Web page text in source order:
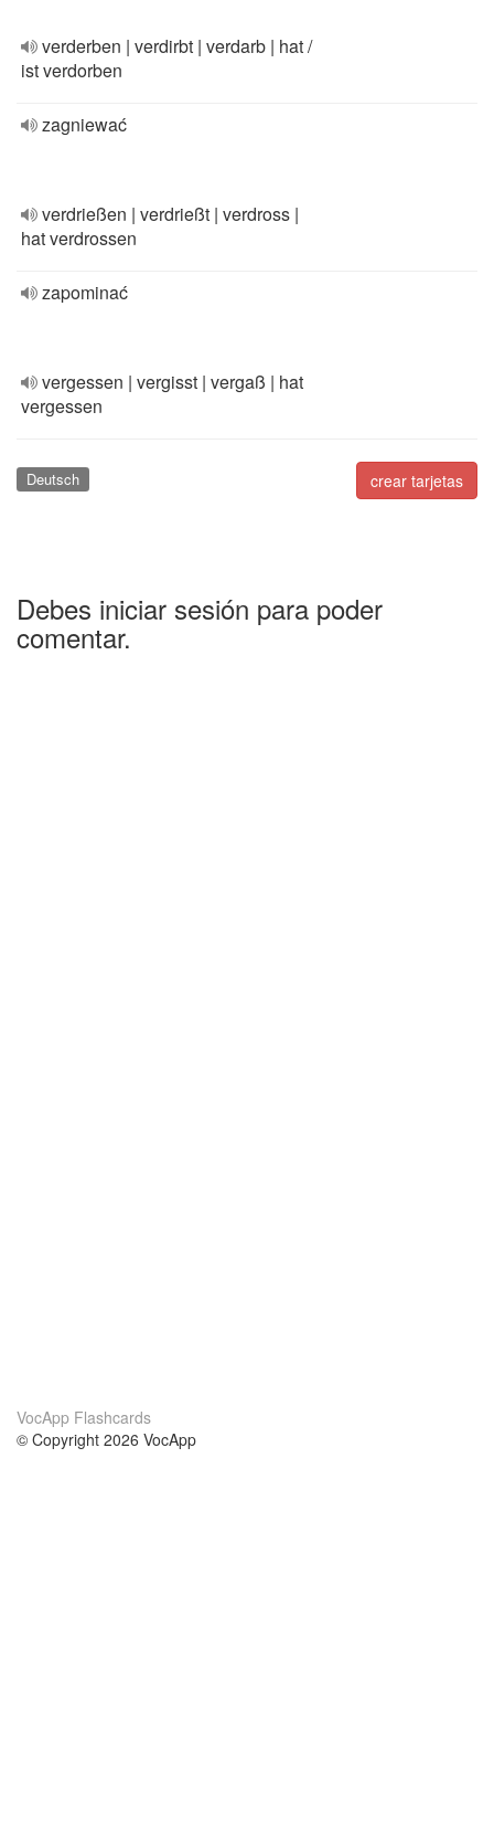
verderben | verdirbt | verdarb | hat /
ist verdorben
zagniewać
verdrießen | verdrießt | verdross |
hat verdrossen
zapominać
vergessen | vergisst | vergaß | hat
vergessen
crear tarjetas
Deutsch
Debes iniciar sesión para poder
comentar.
VocApp Flashcards
© Copyright 2026 VocApp